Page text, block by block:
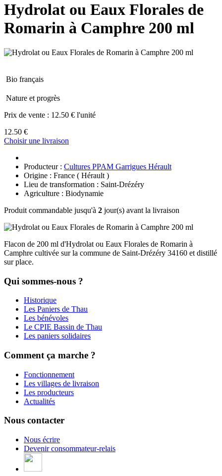
Hydrolat ou Eaux Florales de
Romarin à Camphre 200 ml
Bio français
Nature et progrès
Prix de vente : 12.50 € l'unité
12.50 €
Choisir une livraison
Producteur : Cultures PPAM Garrigues Hérault
Origine : France ( Hérault )
Lieu de transformation : Saint-Drézéry
Agriculture : Biodynamie
Produit commandable jusqu'à 2 jour(s) avant la livraison
Flacon de 200 ml d'Hydrolat ou Eaux Florales de Romarin à
Camphre cultivée sur la commune de Saint-Drézéry 34160 et distillé
sur place.
Qui sommes-nous ?
Historique
Les Paniers de Thau
Les bénévoles
Le CPIE Bassin de Thau
Les paniers solidaires
Comment ça marche ?
Fonctionnement
Les villages de livraison
Les producteurs
Actualités
Nous contacter
Nous écrire
Devenir consommateur-relais